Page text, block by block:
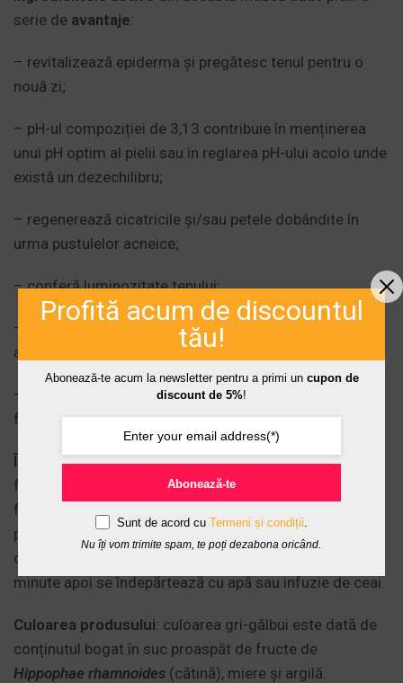
serie de avantaje:
– revitalizează epiderma și pregătesc tenul pentru o
nouă zi;
– pH-ul compoziției de 3,13 contribuie în menținerea
unui pH optim al pielii sau în reglarea pH-ului acolo unde
există un dezechilibru;
– regenerează cicatricile și/sau petele dobândite în
urma pustulelor acneice;
– conferă luminozitate tenului;
– masca poate fi aplicată pe și sub pleoape sau
aproape de buze, fără nici un fel de toxicitate;
– masca poate fi aplicată și de către adolescente,
femei însărcinate sau care alăptează;
Înstrucțiuni de utilizare: Se agită recipientul înainte de
fiecare utilizare. Pentru uz extern. Se aplică zilnic pe
față, gât, decolteu, atât pe cât și sub pleoape, în strat
potrivit de gros, astfel încât să se mențină umedă timp
de 10 minute. Se lasă să acționeze timp de 20-30
minute apoi se îndepărtează cu apă sau infuzie de ceai.
Culoarea produsului: culoarea gri-gălbui este dată de
conținutul bogat în suc proaspăt de fructe de
Hippophae rhamnoides (cătină), miere și argilă.
Profită acum de discountul
tău!
Abonează-te acum la newsletter pentru a primi un cupon de
discount de 5%!
Abonează-te
Sunt de acord cu Termeni și condiții.
Nu îți vom trimite spam, te poți dezabona oricând.